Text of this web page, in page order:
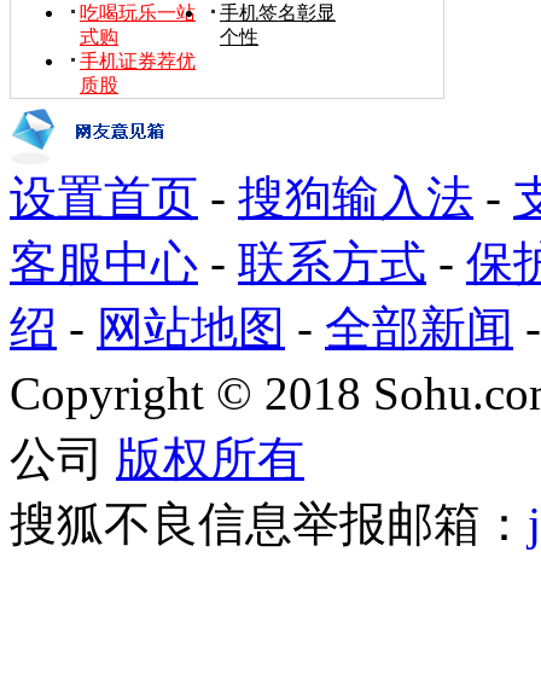
吃喝玩乐一站
式购
手机签名彰显
个性
手机证券荐优
质股
设置首页 - 搜狗输入法 -
客服中心 - 联系方式 - 保
绍 - 网站地图 - 全部新闻
Copyright © 2018
公司 版权所有
搜狐不良信息举报邮箱：